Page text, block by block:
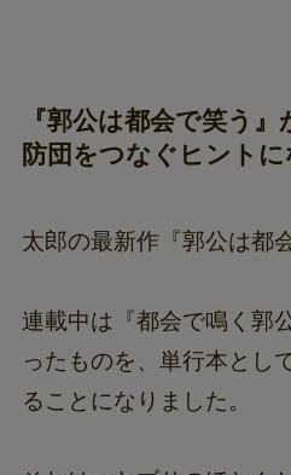
『郭公は都会で笑う
防団をつなぐヒント
太郎の最新作『郭公は都
連載中は『都会で鳴く郭
ったものを、単行本とし
ることになりました。